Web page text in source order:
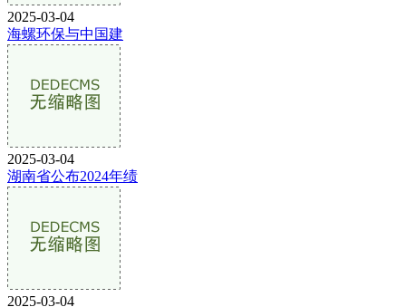
2025-03-04
海螺环保与中国建
2025-03-04
湖南省公布2024年绩
2025-03-04